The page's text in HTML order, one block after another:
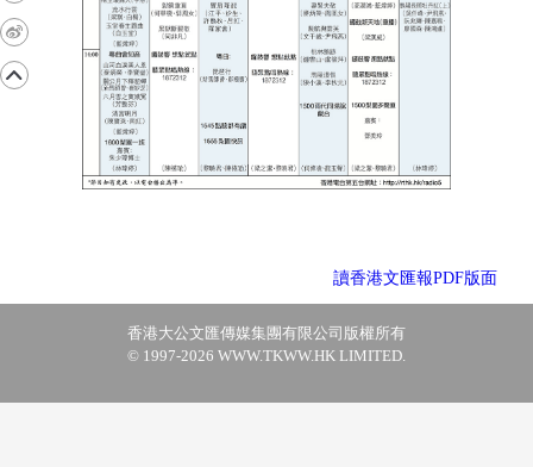
讀香港文匯報PDF版面
香港大公文匯傳媒集團有限公司版權所有
© 1997-2026 WWW.TKWW.HK LIMITED.